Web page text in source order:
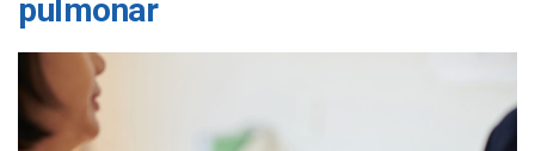
pulmonar